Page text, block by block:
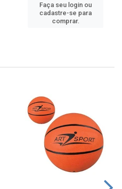
Faça seu login ou
cadastre-se para
comprar.